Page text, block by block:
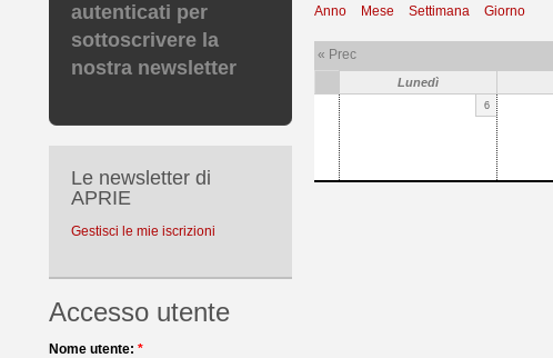
autenticati per
sottoscrivere la
nostra newsletter
Le newsletter di
APRIE
Gestisci le mie iscrizioni
Accesso utente
Nome utente: *
Anno Mese Settimana Giorno
« Prec
Lunedì
6